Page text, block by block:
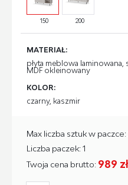
150 200
MATERIAŁ:
płyta meblowa
MDF okleinowany
KOLOR:
czarny, kaszmir
Twoja cena brutto: 989 zł
Max liczba sztuk w paczce:
Liczba paczek: 1